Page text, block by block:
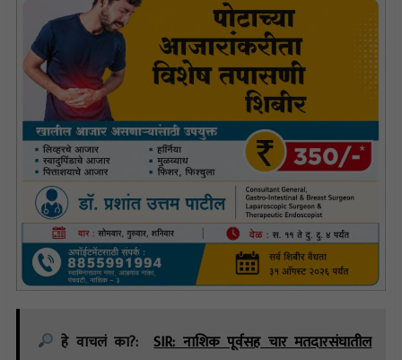
हे वाचलं का?:
SIR: नाशिक पूर्वसह चार मतदारसंघातील